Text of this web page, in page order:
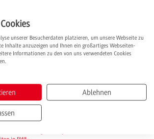
- Widerspruchsverzicht
für Studieninteressierte:
für Studieninteressierte:
und Gesundheit
05 / 2023 +
Transport und
Evaluationen an der
in der Übersicht
05 / 2021 +
Informationen für
in der Übersicht
unserer Besucherdaten platzieren, um unsere Webseite zu
Inhalte anzuzeigen und Ihnen ein großartiges Webseiten-
Informationen zu den von uns verwendeten Cookies
Ablehnen